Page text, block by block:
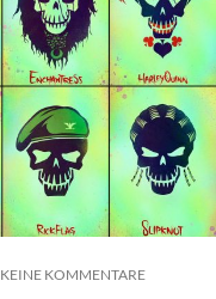
KEINE KOMMENTAREZU